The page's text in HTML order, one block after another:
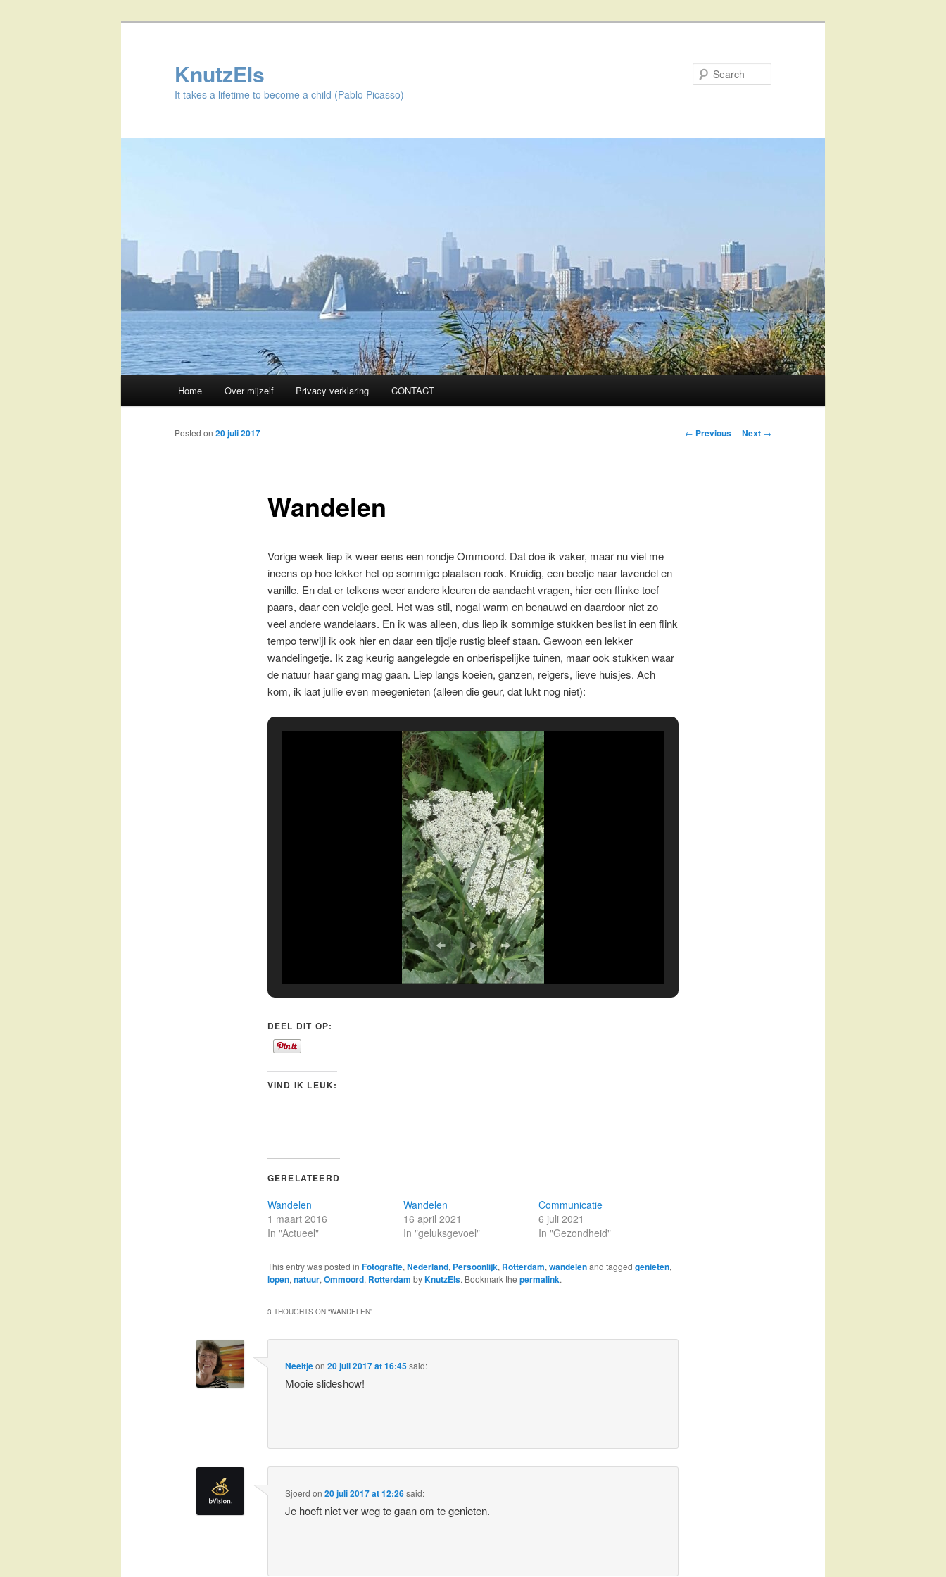
KnutzEls
It takes a lifetime to become a child (Pablo Picasso)
Skip
to
Home Over mijzelf Privacy verklaring CONTACT
Post
← Previous Next →
Wandelen
Posted on 20 juli 2017
Vorige week liep ik weer eens een rondje Ommoord. Dat doe ik vaker, maar nu viel me
ineens op hoe lekker het op sommige plaatsen rook. Kruidig, een beetje naar lavendel en
vanille. En dat er telkens weer andere kleuren de aandacht vragen, hier een flinke toef
paars, daar een veldje geel. Het was stil, nogal warm en benauwd en daardoor niet zo
veel andere wandelaars. En ik was alleen, dus liep ik sommige stukken beslist in een flink
tempo terwijl ik ook hier en daar een tijdje rustig bleef staan. Gewoon een lekker
wandelingetje. Ik zag keurig aangelegde en onberispelijke tuinen, maar ook stukken waar
de natuur haar gang mag gaan. Liep langs koeien, ganzen, reigers, lieve huisjes. Ach
kom, ik laat jullie even meegenieten (alleen die geur, dat lukt nog niet):
DEEL DIT OP:
VIND IK LEUK:
GERELATEERD
Wandelen
1 maart 2016
In "Actueel"
Wandelen
16 april 2021
In "geluksgevoel"
Communicatie
6 juli 2021
In "Gezondheid"
This entry was posted in Fotografie, Nederland, Persoonlijk, Rotterdam, wandelenand tagged genieten,
lopen, natuur, Ommoord, Rotterdam byKnutzEls. Bookmark the permalink.
3 THOUGHTS ON “WANDELEN”
Neeltjeon20 juli 2017 at 16:45said:
Mooie slideshow!
Sjoerd on20 juli 2017 at 12:26said:
Je hoeft niet ver weg te gaan om te genieten.